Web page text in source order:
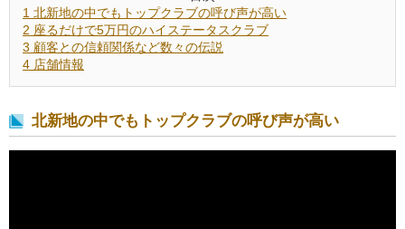
1 北新地の中でもトップクラブの呼び声が高い
2 座るだけで5万円のハイステータスクラブ
3 顧客との信頼関係など数々の伝説
4 店舗情報
北新地の中でもトップクラブの呼び声が高い